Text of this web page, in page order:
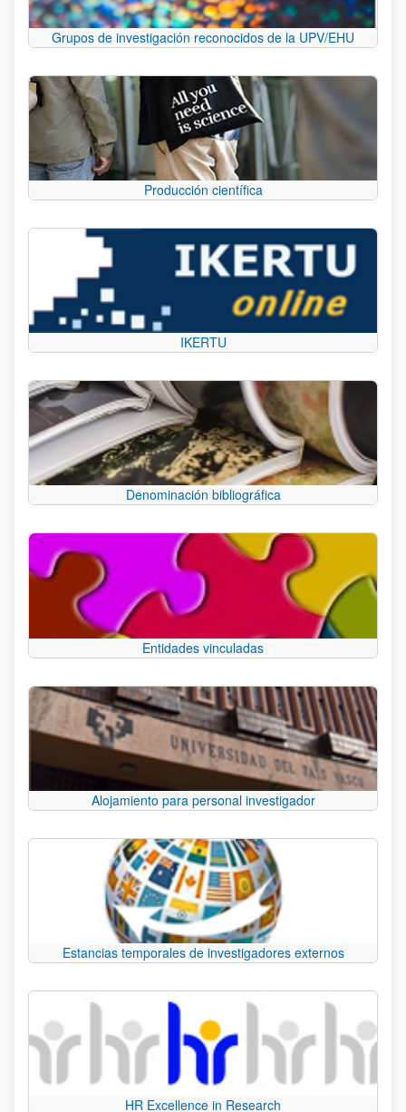
Grupos de investigación reconocidos de la UPV/EHU
Producción científica
IKERTU
Denominación bibliográfica
Entidades vinculadas
Alojamiento para personal investigador
Estancias temporales de investigadores externos
HR Excellence in Research